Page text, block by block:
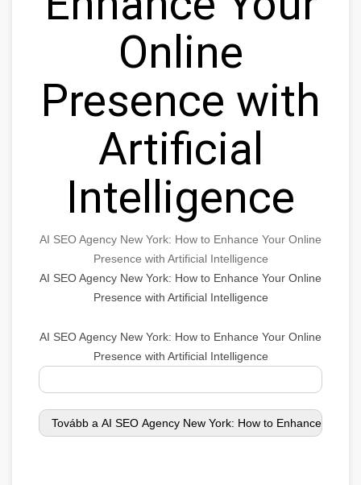
Online
Presence with
Artificial
Intelligence
AI SEO Agency New York: How to Enhance Your Online
Presence with Artificial Intelligence
AI SEO Agency New York: How to Enhance Your Online
Presence with Artificial Intelligence
AI SEO Agency New York: How to Enhance Your Online
Presence with Artificial Intelligence